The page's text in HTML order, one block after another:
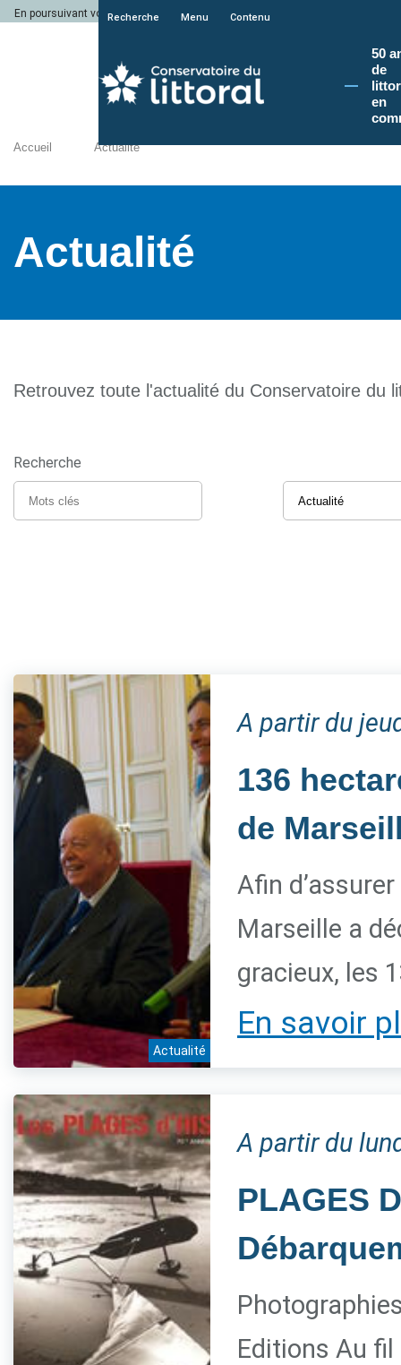
En poursuivant votre navigation sur le site du Conservatoire du littoral, vous
Recherche Menu Contenu
50
de
en
Accueil Actualité
Actualité
Retrouvez toute l'actualité du Conservatoire du
Recherche
Actualité
A partir du
136
de
Afin
Marseille a
gracieux, les
En savoir
A partir du
PLAGES
Editions Au